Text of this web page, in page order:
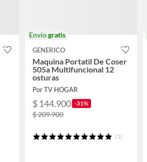
Envíogratis
GENERICO
Maquina Portatil De Coser
505a Multifuncional 12
osturas
Por TV HOGAR
$ 144.900 -31%
$ 209.900
(1)